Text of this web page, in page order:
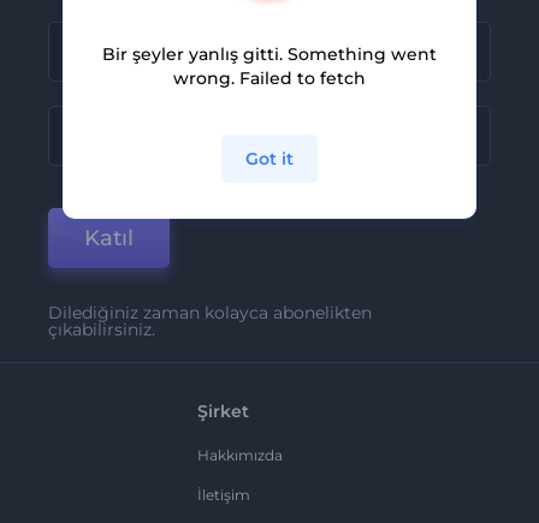
Katıl
Dilediğiniz zaman kolayca abonelikten
çıkabilirsiniz.
Şirket
Hakkımızda
İletişim
Bir şeyler yanlış gitti. Something went
wrong. Failed to fetch
Got it